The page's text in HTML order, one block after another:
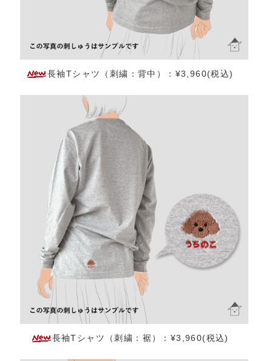
長袖Tシャツ（刺繍：背中）：¥3,960(税込)
長袖Tシャツ（刺繍：裾）：¥3,960(税込)